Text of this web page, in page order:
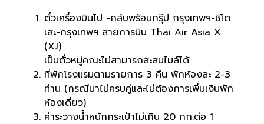
ตั๋วเครื่องบินไป -กลับพร้อมกรุ๊ป กรุงเทพฯ-ชิโต
เสะ-กรุงเทพฯ สายการบิน Thai Air Asia X
(XJ)
เป็นตั๋วหมู่คณะไม่สามารถสะสมไมล์ได้
ที่พักโรงแรมตามรายการ 3 คืน พักห้องละ 2-3
ท่าน (กรณีมาไม่ครบคู่และไม่ต้องการเพิ่มเงินพัก
ห้องเดี่ยว)
ค่าระวางน้ำหนักกระเป๋าไม่เกิน 20 กก.ต่อ 1